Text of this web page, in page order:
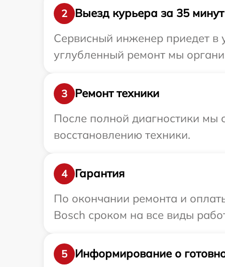
2
Выезд курьера за 35 минут
Сервисный инженер приедет в
углубленный ремонт мы
3
Ремонт техники
После полной диагностики мы
восстановлению техники.
4
Гарантия
По окончании ремонта и
Bosch сроком на все виды
5 Информирование о